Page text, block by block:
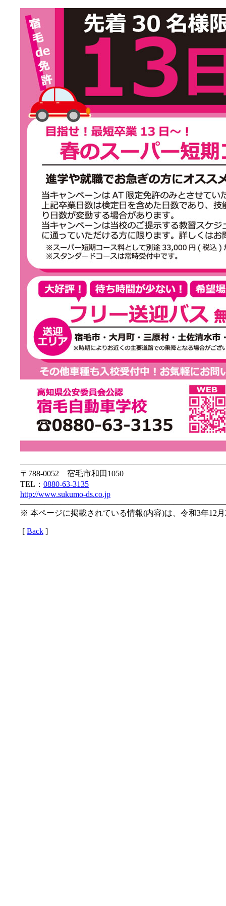
〒788-0052 宿毛市和田1050
TEL： 0880-63-3135
http://www.sukumo-ds.co.jp
※ 本ページに掲載されている情報(内容)は、令和3年12
[ Back ]